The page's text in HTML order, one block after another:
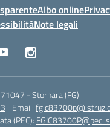
Albo online
Note legali
- Stornara (FG)
Email:
(PEC):